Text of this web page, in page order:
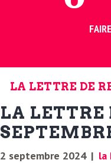
LA LETTRE DE
LA LETTRE
2 septembre 2024 | la